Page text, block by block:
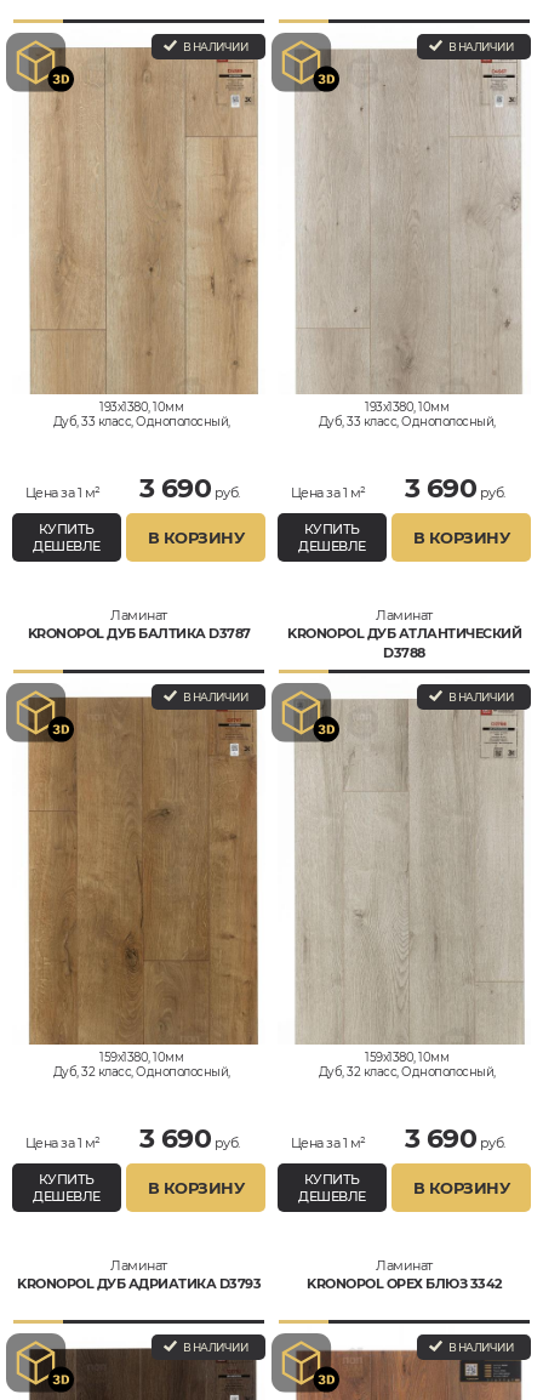
В НАЛИЧИИ
193x1380, 10мм
Дуб, 33 класс, Однополосный,
Цена за 1 м² 3 690 руб.
КУПИТЬ
ДЕШЕВЛЕ
В КОРЗИНУ
В НАЛИЧИИ
193x1380, 10мм
Дуб, 33 класс, Однополосный,
Цена за 1 м² 3 690 руб.
КУПИТЬ
ДЕШЕВЛЕ
В КОРЗИНУ
Ламинат
KRONOPOL ДУБ БАЛТИКА D3787
В НАЛИЧИИ
159x1380, 10мм
Дуб, 32 класс, Однополосный,
Цена за 1 м² 3 690 руб.
КУПИТЬ
ДЕШЕВЛЕ
В КОРЗИНУ
Ламинат
KRONOPOL ДУБ АТЛАНТИЧЕСКИЙ
D3788
В НАЛИЧИИ
159x1380, 10мм
Дуб, 32 класс, Однополосный,
Цена за 1 м² 3 690 руб.
КУПИТЬ
ДЕШЕВЛЕ
В КОРЗИНУ
Ламинат
KRONOPOL ДУБ АДРИАТИКА D3793
В НАЛИЧИИ
Ламинат
KRONOPOL ОРЕХ БЛЮЗ 3342
В НАЛИЧИИ